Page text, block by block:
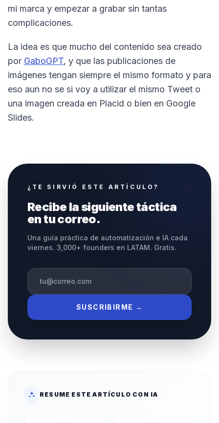
mi marca y empezar a grabar sin tantas
complicaciones.
La idea es que mucho del contenido sea creado
por GaboGPT, y que las publicaciones de
imágenes tengan siempre el mismo formato y para
eso aun no se si voy a utilizar el mismo Tweet o
una imagen creada en Placid o bien en Google
Slides.
¿TE SIRVIÓ ESTE ARTÍCULO?
Recibe la siguiente táctica
en tu correo.
Una guía práctica de automatización e IA cada
viernes. 3,000+ founders en LATAM. Gratis.
SUSCRIBIRME →
RESUME ESTE ARTÍCULO CON IA